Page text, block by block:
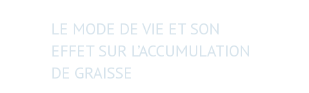
LE MODE DE VIE ET SON
EFFET SUR L’ACCUMULATION
DE GRAISSE